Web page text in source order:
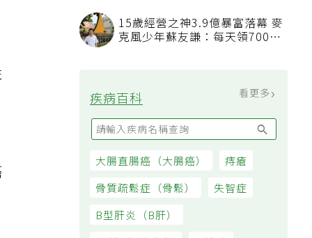
看順位還要看資格
15歲經營之神3.9億暴富落幕 麥
疾病百科